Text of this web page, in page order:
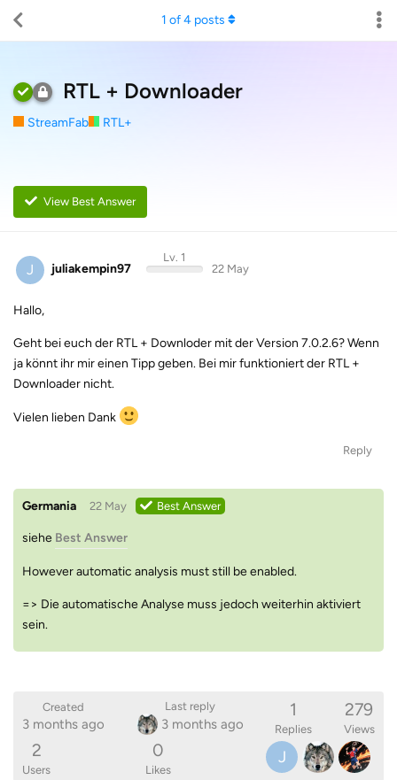
RTL + Downloader
StreamFab RTL+
View Best Answer
1 of4 posts
J juliakempin97
Lv. 1
22 May
Hallo,
Geht bei euch der RTL + Downloder mit der Version 7.0.2.6? Wenn
ja könnt ihr mir einen Tipp geben. Bei mir funktioniert der RTL +
Downloader nicht.
Vielen lieben Dank
Reply
Germania 22 May Best Answer
siehe Best Answer
However automatic analysis must still be enabled.
=> Die automatische Analyse muss jedoch weiterhin aktiviert
sein.
Created
3 months ago
Last reply
3 months ago
1
Replies
279
Views
2
Users
0
Likes
J